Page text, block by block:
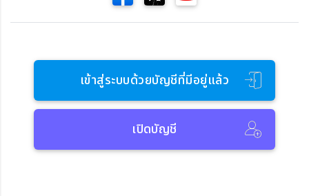
เข้าสู่ระบบด้วยบัญชีที่มีอยู่แล้ว
เปิดบัญชี